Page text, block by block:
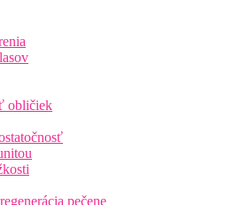
obličiek
pečene